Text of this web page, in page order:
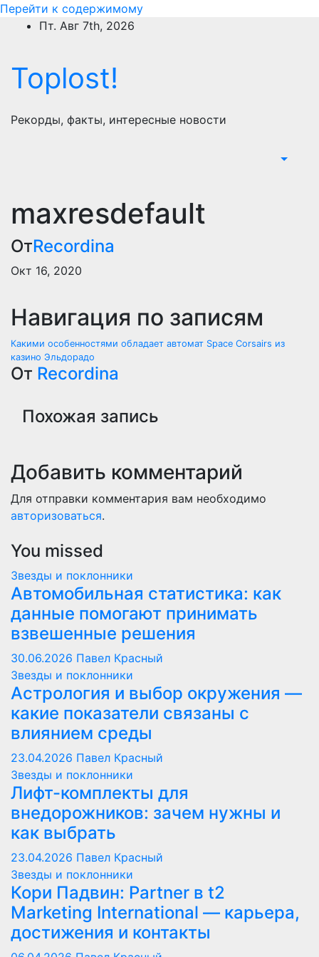
Перейти к содержимому
Пт. Авг 7th, 2026
Toplost!
Рекорды, факты, интересные новости
maxresdefault
ОтRecordina
Окт 16, 2020
Навигация по записям
Какими особенностями обладает автомат Space Corsairs из
казино Эльдорадо
От Recordina
Похожая запись
Добавить комментарий
Для отправки комментария вам необходимо
авторизоваться.
You missed
Звезды и поклонники
Автомобильная статистика: как
данные помогают принимать
взвешенные решения
30.06.2026 Павел Красный
Звезды и поклонники
Астрология и выбор окружения —
какие показатели связаны с
влиянием среды
23.04.2026 Павел Красный
Звезды и поклонники
Лифт-комплекты для
внедорожников: зачем нужны и
как выбрать
23.04.2026 Павел Красный
Звезды и поклонники
Кори Падвин: Partner в t2
Marketing International — карьера,
достижения и контакты